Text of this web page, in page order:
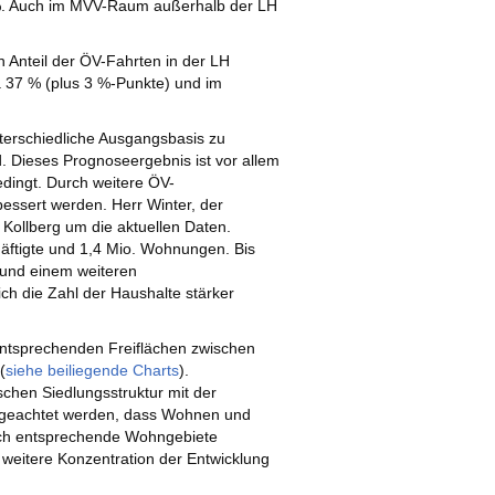
im MVV-Raum außerhalb der LH
der ÖV-Fahrten in der LH
% (plus 3 %-Punkte) und im
Ausgangsbasis zu
Dieses Prognoseergebnis ist vor allem
Durch weitere ÖV-
werden. Herr Winter, der
um die aktuellen Daten.
und 1,4 Mio. Wohnungen. Bis
einem weiteren
die Zahl der Haushalte stärker
Freiflächen zwischen
siehe beiliegende Charts).
Siedlungsstruktur mit der
werden, dass Wohnen und
entsprechende Wohngebiete
Konzentration der Entwicklung